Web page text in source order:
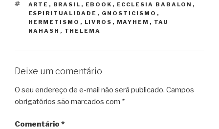
TAGS
ARTE , BRASIL , EBOOK , ECCLESIA BABALON ,
ESPIRITUALIDADE , GNOSTICISMO ,
HERMETISMO , LIVROS , MAYHEM , TAU
NAHASH , THELEMA
Deixe um comentário
O seu endereço de e-mail não será publicado. Campos
obrigatórios são marcados com *
Comentário *